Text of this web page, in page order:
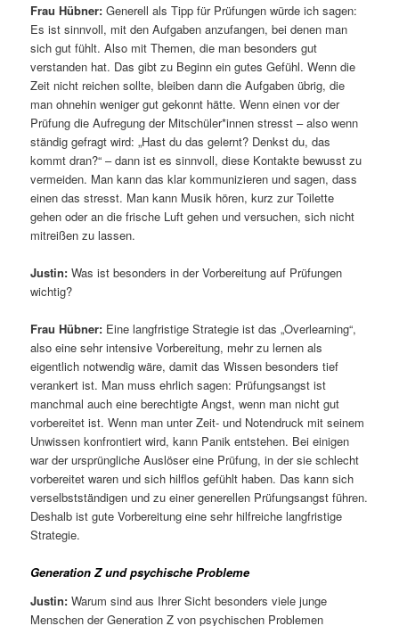
Frau Hübner:Generell als Tipp für Prüfungen würde ich sagen:
Es ist sinnvoll, mit den Aufgaben anzufangen, bei denen man
sich gut fühlt. Also mit Themen, die man besonders gut
verstanden hat. Das gibt zu Beginn ein gutes Gefühl. Wenn die
Zeit nicht reichen sollte, bleiben dann die Aufgaben übrig, die
man ohnehin weniger gut gekonnt hätte. Wenn einen vor der
Prüfung die Aufregung der Mitschüler*innen stresst – also wenn
ständig gefragt wird: „Hast du das gelernt? Denkst du, das
kommt dran?“ – dann ist es sinnvoll, diese Kontakte bewusst zu
vermeiden. Man kann das klar kommunizieren und sagen, dass
einen das stresst. Man kann Musik hören, kurz zur Toilette
gehen oder an die frische Luft gehen und versuchen, sich nicht
mitreißen zu lassen.
Justin: Was ist besonders in der Vorbereitung auf Prüfungen
wichtig?
Frau Hübner: Eine langfristige Strategie ist das „Overlearning“,
also eine sehr intensive Vorbereitung, mehr zu lernen als
eigentlich notwendig wäre, damit das Wissen besonders tief
verankert ist. Man muss ehrlich sagen: Prüfungsangst ist
manchmal auch eine berechtigte Angst, wenn man nicht gut
vorbereitet ist. Wenn man unter Zeit- und Notendruck mit seinem
Unwissen konfrontiert wird, kann Panik entstehen. Bei einigen
war der ursprüngliche Auslöser eine Prüfung, in der sie schlecht
vorbereitet waren und sich hilflos gefühlt haben. Das kann sich
verselbstständigen und zu einer generellen Prüfungsangst führen.
Deshalb ist gute Vorbereitung eine sehr hilfreiche langfristige
Strategie.
Generation Z und psychische Probleme
Justin: Warum sind aus Ihrer Sicht besonders viele junge
Menschen der Generation Z von psychischen Problemen